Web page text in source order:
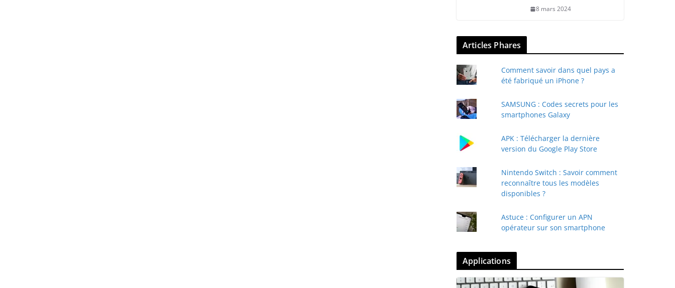
8 mars 2024
Articles Phares
Comment savoir dans quel pays a
été fabriqué un iPhone ?
SAMSUNG : Codes secrets pour les
smartphones Galaxy
APK : Télécharger la dernière
version du Google Play Store
Nintendo Switch : Savoir comment
reconnaître tous les modèles
disponibles ?
Astuce : Configurer un APN
opérateur sur son smartphone
Applications